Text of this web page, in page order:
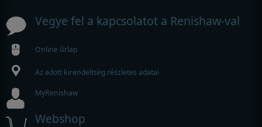
Vegye fel a kapcsolatot a Renishaw-val
Online űrlap
Az adott kirendeltség részletes adatai
MyRenishaw
Webshop